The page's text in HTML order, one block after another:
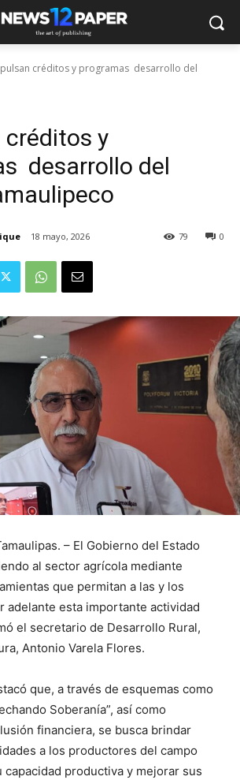
créditos y programas desarrollo del
créditos y
desarrollo del
18 mayo, 2026 0
79
– El Gobierno del Estado
al sector agrícola mediante
que permitan a las y los
adelante esta importante actividad
el secretario de Desarrollo Rural,
Antonio Varela Flores.
que, a través de esquemas como
Soberanía”, así como
financiera, se busca brindar
a los productores del campo
capacidad productiva y mejorar sus